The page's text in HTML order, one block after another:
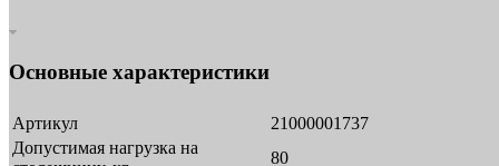
Основные характеристики
Артикул
21000001737
Допустимая нагрузка на
80